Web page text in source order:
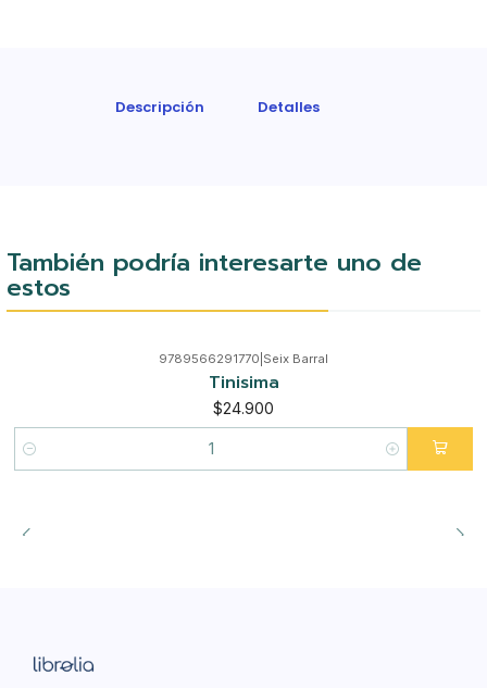
Descripción Detalles
También podría interesarte uno de
estos
9789566291770 Seix Barral
Tinisima
$24.900
Cantidad